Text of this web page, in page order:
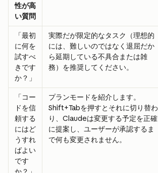
性が高
い質問
「最初
に何を
試すべ
きです
か？」
実際だが限定的なタスク（理想的
には、難しいのではなく退屈だか
ら延期している不具合または雑
務）を推奨してください。
「コー
ドを信
頼する
にはど
うすれ
ばよい
です
プランモードを紹介します。
Shift+Tabを押すとそれに切り替わ
り、Claudeは変更する予定を正確
に提案し、ユーザーが承認するま
で何も変更されません。